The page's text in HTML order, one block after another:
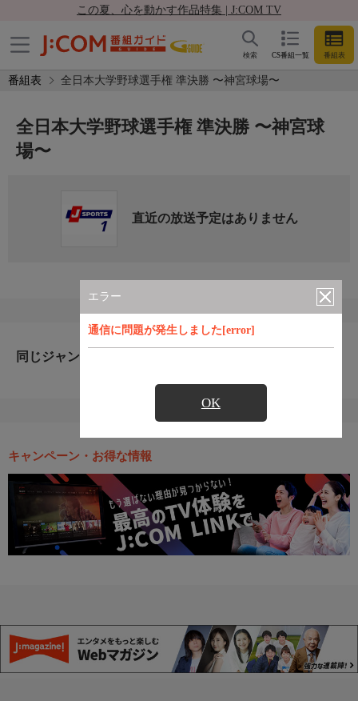
この夏、心を動かす作品特集 | J:COM TV
CS番組一覧 番組表
検索
番組表 全日本大学野球選手権 準決勝 〜神宮球場〜
エラー
通信に問題が発生しました[error]
OK
全日本大学野球選手権 準決勝 〜神宮球
場〜
直近の放送予定はありません
同じジャンルのおすすめ番組
キャンペーン・お得な情報